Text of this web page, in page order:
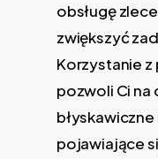
obsługę
zwiększyć
Korzystanie
pozwoli Ci na
pojawiające